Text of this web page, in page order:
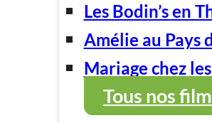
Les Bodin’s en
Amélie au Pays
Mariage chez
Tous nos